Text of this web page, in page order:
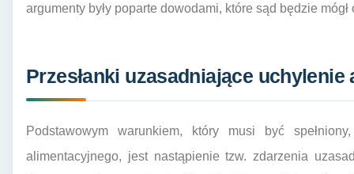
argumenty były poparte dowodami, które sąd będzie mógł
Przesłanki uzasadniające
Podstawowym warunkiem, który musi być
alimentacyjnego, jest nastąpienie tzw. zdarzenia